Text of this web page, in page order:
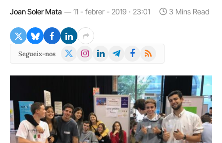
Joan Soler Mata 11 - febrer - 2019 · 23:01 3 Mins Read
Segueix-nos
X
Instagram
LinkedInTelegramFacebook
RSS